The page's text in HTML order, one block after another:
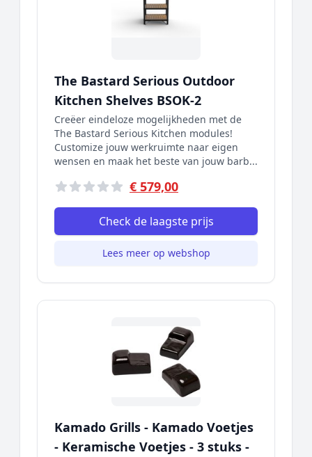
The Bastard Serious Outdoor
Kitchen Shelves BSOK-2
Creëer eindeloze mogelijkheden met de
The Bastard Serious Kitchen modules!
Customize jouw werkruimte naar eigen
wensen en maak het beste van jouw barb...
€ 579,00
Check de laagste prijs
Lees meer op webshop
Kamado Grills - Kamado Voetjes
- Keramische Voetjes - 3 stuks -